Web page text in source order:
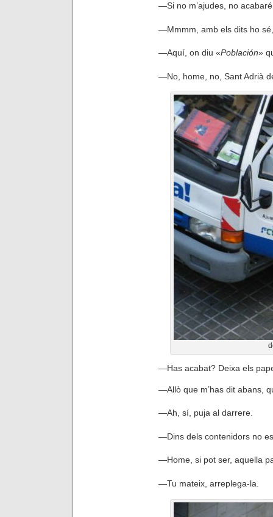
—Si no m’ajudes, no
—Mmmm, amb els dits ho
—Aquí, on diu «Población»
—No, home, no, Sant Adrià
—Has acabat? Deixa els
—Allò que m’has dit abans,
—Ah, sí, puja al darrere.
—Dins dels contenidors no
—Home, si pot ser, aquella
—Tu mateix, arreplega-la.